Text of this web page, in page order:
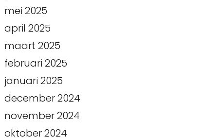
mei 2025
april 2025
maart 2025
februari 2025
januari 2025
december 2024
november 2024
oktober 2024